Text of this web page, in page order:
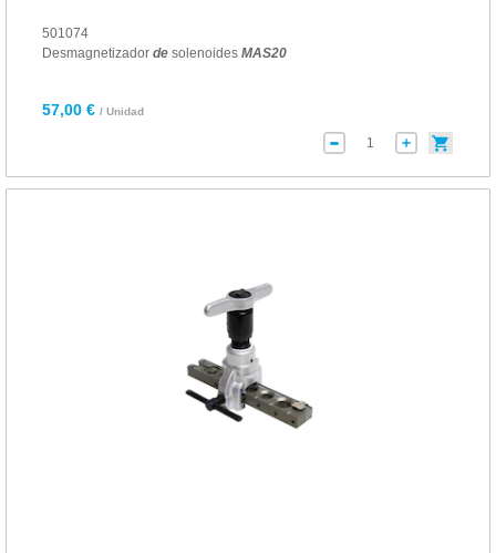
501074
Desmagnetizador desolenoides MAS20
57,00 € / Unidad